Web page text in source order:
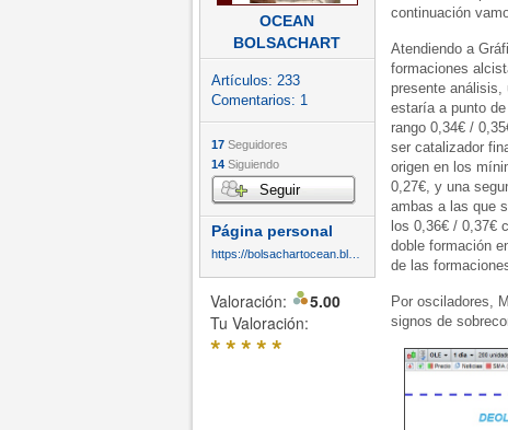
OCEAN
BOLSACHART
Artículos: 233
Comentarios: 1
17 Seguidores
14 Siguiendo
Seguir
Página personal
Valoración:
5.00
Tu Valoración:
*****
continuación
Atendiendo a
formaciones
presente análisis,
estaría a punto
rango 0,34€ /
ser catalizador
origen en los
0,27€, y una
ambas a las que
los 0,36€ / 0,37€
doble formación
de las
Por osciladores,
signos de